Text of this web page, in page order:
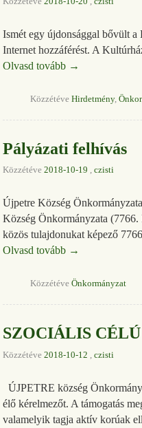
Ismét egy újdonsággal bővült
Internet hozzáférést. A
Olvasd tovább →
Közzétéve Hirdetmény,
Pályázati felhívás
Közzétéve 2018-10-19 , czisti
Újpetre Község
Község Önkormányzata (7766.
közös tulajdonukat képező
Olvasd tovább →
Közzétéve Önkormányzat
SZOCIÁLIS
Közzétéve 2018-10-12 , czisti
ÚJPETRE község
élő kérelmezőt. A támogatás
valamelyik tagja aktív korúak